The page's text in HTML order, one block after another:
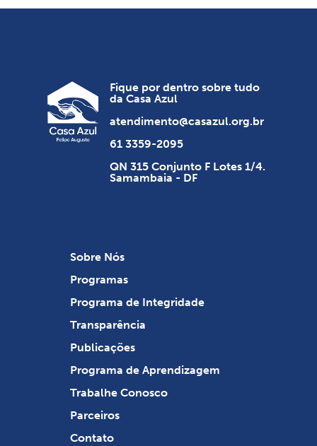
Fique por dentro sobre tudo
da Casa Azul
atendimento@casazul.org.br
61 3359-2095
QN 315 Conjunto F Lotes 1/4.
Samambaia - DF
Sobre Nós
Programas
Programa de Integridade
Transparência
Publicações
Programa de Aprendizagem
Trabalhe Conosco
Parceiros
Contato